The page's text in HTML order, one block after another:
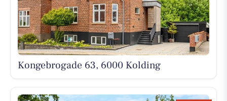
Kongebrogade 63, 6000 Kolding